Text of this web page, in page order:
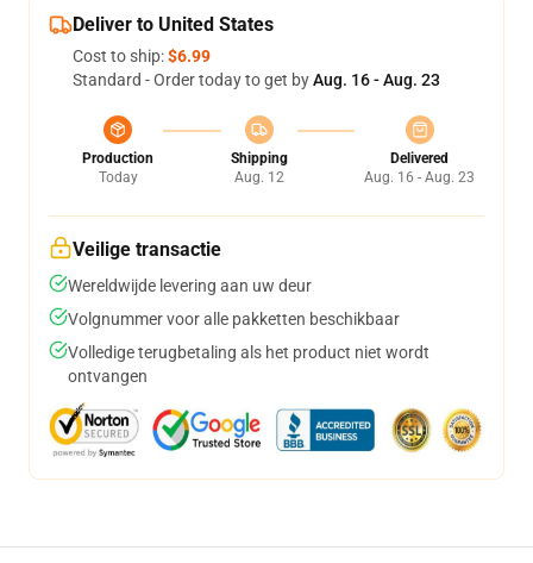
Deliver to United States
Cost to ship:$6.99
Standard - Order today to get byAug. 16 - Aug. 23
Production
Today
Shipping
Aug. 12
Delivered
Aug. 16 - Aug. 23
Veilige transactie
Wereldwijde levering aan uw deur
Volgnummer voor alle pakketten beschikbaar
Volledige terugbetaling als het product niet wordt
ontvangen